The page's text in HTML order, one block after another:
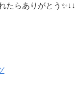
たらありがとう✨↓↓